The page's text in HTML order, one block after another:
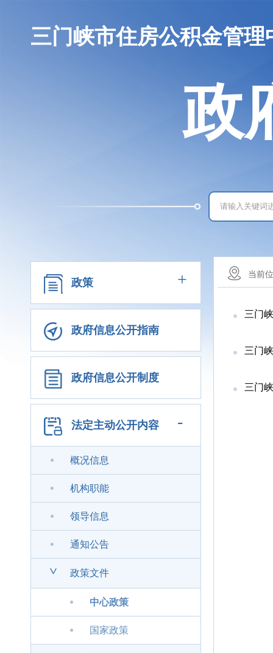
三门峡市住房公积金管理
政
政策 +
政府信息公开指南
政府信息公开制度
法定主动公开内容 -
概况信息
机构职能
领导信息
通知公告
> 政策文件
中心政策
国家政策
当前
三门峡市
三门
三门